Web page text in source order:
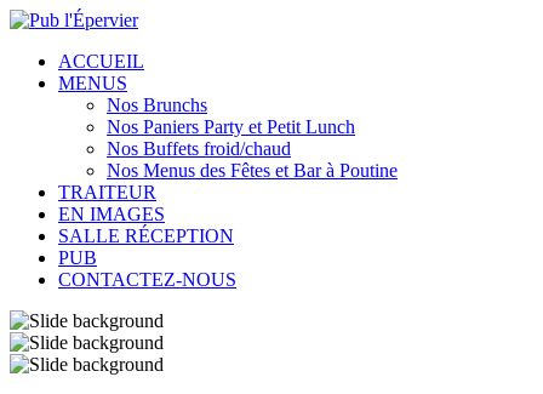
ACCUEIL
MENUS
Nos Brunchs
Nos Paniers Party et Petit Lunch
Nos Buffets froid/chaud
Nos Menus des Fêtes et Bar à Poutine
TRAITEUR
EN IMAGES
SALLE RÉCEPTION
PUB
CONTACTEZ-NOUS